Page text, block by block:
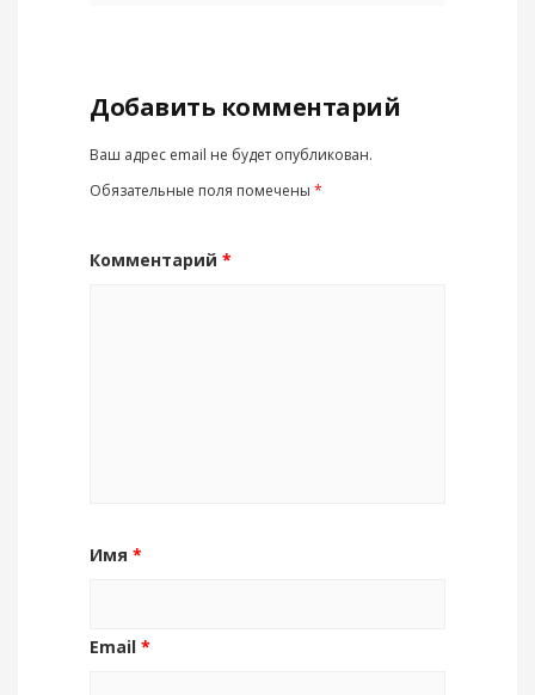
Добавить комментарий
Ваш адрес email не будет опубликован.
Обязательные поля помечены *
Комментарий *
Имя *
Email *